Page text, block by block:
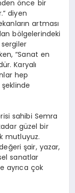
önce bir
diyen
artması
bölgelerindeki
“Sanat en
Karyalı
hep
sahibi Semra
güzel bir
mutluyuz.
şair, yazar,
sanatlar
ayrıca çok